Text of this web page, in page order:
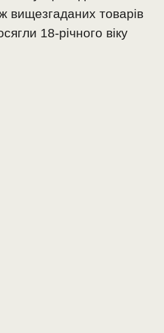
вищезгаданих товарів
18-річного віку